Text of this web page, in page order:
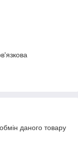
даного товару